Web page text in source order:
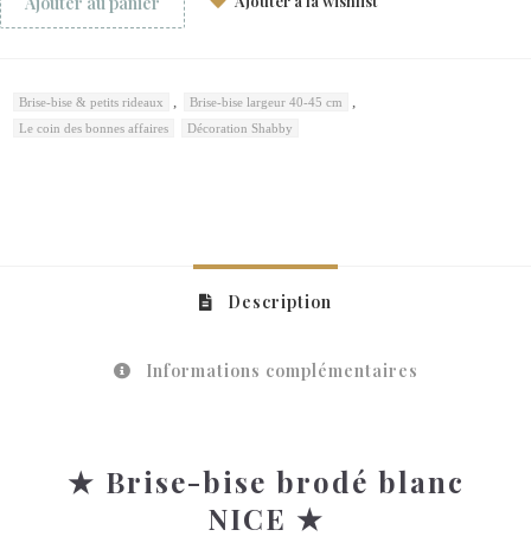
Brise-bise & petits rideaux , Brise-bise largeur 40-45 cm ,
Le coin des bonnes affaires Décoration Shabby
Description
Informations complémentaires
★ Brise-bise brodé blanc
NICE ★